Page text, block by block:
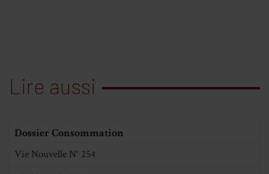
Lire aussi
Dossier Consommation
Vie Nouvelle N° 254